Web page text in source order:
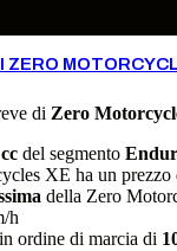
ZERO
di Zero
cc del segmento
XE ha un prezzo
della Zero
h
ordine di marcia di